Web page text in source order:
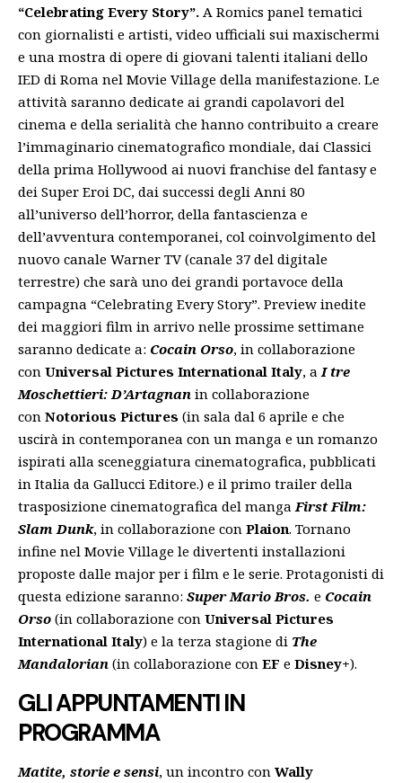
“Celebrating Every Story”. A Romics panel tematici
con giornalisti e artisti, video ufficiali sui maxischermi
e una mostra di opere di giovani talenti italiani dello
IED di Roma nel Movie Village della manifestazione. Le
attività saranno dedicate ai grandi capolavori del
cinema e della serialità che hanno contribuito a creare
l’immaginario cinematografico mondiale, dai Classici
della prima Hollywood ai nuovi franchise del fantasy e
dei Super Eroi DC, dai successi degli Anni 80
all’universo dell’horror, della fantascienza e
dell’avventura contemporanei, col coinvolgimento del
nuovo canale Warner TV (canale 37 del digitale
terrestre) che sarà uno dei grandi portavoce della
campagna “Celebrating Every Story”. Preview inedite
dei maggiori film in arrivo nelle prossime settimane
saranno dedicate a: Cocain Orso, in collaborazione
con Universal Pictures International Italy, aI tre
Moschettieri: D’Artagnan in collaborazione
con Notorious Pictures (in sala dal 6 aprile e che
uscirà in contemporanea con un manga e un romanzo
ispirati alla sceneggiatura cinematografica, pubblicati
in Italia da Gallucci Editore.) e il primo trailer della
trasposizione cinematografica del mangaFirst Film:
Slam Dunk, in collaborazione con Plaion. Tornano
infine nel Movie Village le divertenti installazioni
proposte dalle major per i film e le serie. Protagonisti di
questa edizione saranno: Super Mario Bros. e Cocain
Orso (in collaborazione con Universal Pictures
International Italy) e la terza stagione di The
Mandalorian (in collaborazione con EF e Disney+).
GLI APPUNTAMENTI IN
PROGRAMMA
Matite, storie e sensi, un incontro con Wally